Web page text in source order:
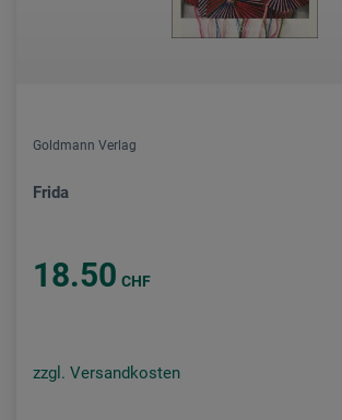
Goldmann Verlag
Frida
18.50 CHF
zzgl. Versandkosten